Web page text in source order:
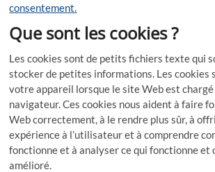
consentement.
Que sont les cookies ?
Les cookies sont de petits fichiers texte qui
stocker de petites informations. Les cookies
votre appareil lorsque le site Web est
navigateur. Ces cookies nous aident à faire
Web correctement, à le rendre plus sûr, à
expérience à l’utilisateur et à comprendre
fonctionne et à analyser ce qui fonctionne et
amélioré.